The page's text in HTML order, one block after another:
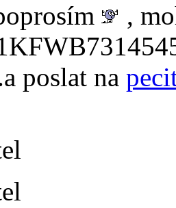
,
poslat na